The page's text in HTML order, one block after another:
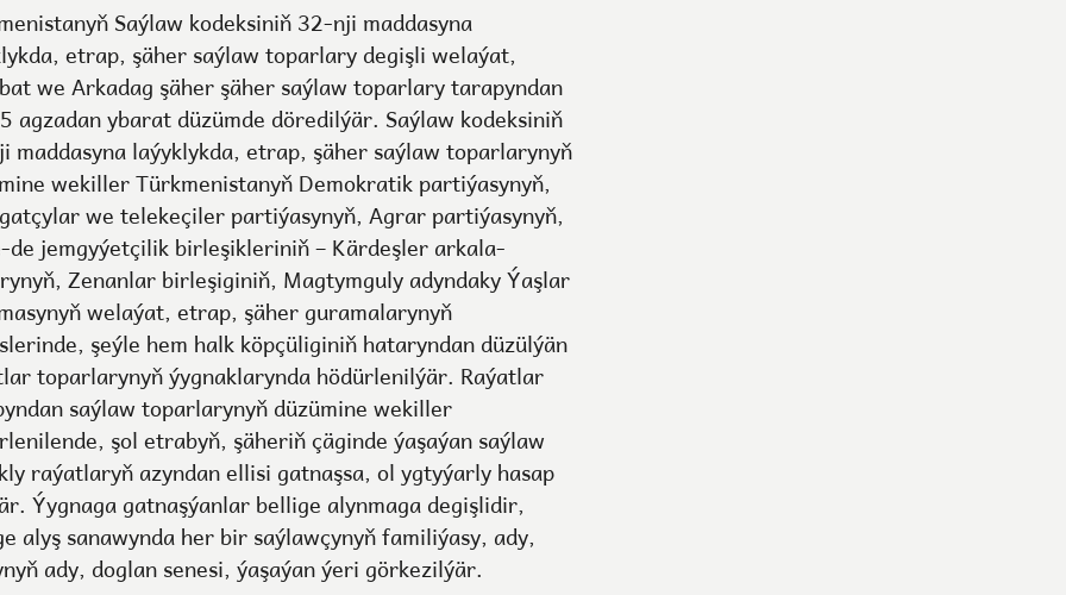
Saýlaw kodeksiniň 32-nji maddasyna
etrap, şäher saýlaw toparlary degişli welaýat,
we Arkadag şäher şäher saýlaw toparlary tarapyndan
agzadan ybarat düzümde döredilýär. Saýlaw kodeksiniň
maddasyna laýyklykda, etrap, şäher saýlaw toparlarynyň
wekiller Türkmenistanyň Demokratik partiýasynyň,
we telekeçiler partiýasynyň, Agrar partiýasynyň,
de jemgyýetçilik birleşikleriniň – Kärdeşler arkala-
Zenanlar birleşiginiň, Magtymguly adyndaky Ýaşlar
welaýat, etrap, şäher guramalarynyň
şeýle hem halk köpçüliginiň hataryndan düzülýän
toparlarynyň ýygnaklarynda hödürlenilýär. Raýatlar
saýlaw toparlarynyň düzümine wekiller
şol etrabyň, şäheriň çäginde ýaşaýan saýlaw
raýatlaryň azyndan ellisi gatnaşsa, ol ygtyýarly hasap
Ýygnaga gatnaşýanlar bellige alynmaga degişlidir,
alyş sanawynda her bir saýlawçynyň familiýasy, ady,
ady, doglan senesi, ýaşaýan ýeri görkezilýär.